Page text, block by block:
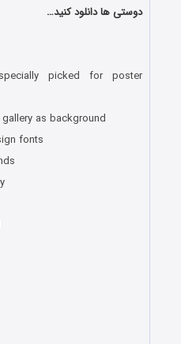
دوستی ها دانلود کنید…
picked for poster
as background
fonts